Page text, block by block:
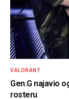
VALORANT
Gen.G najavio
rosteru